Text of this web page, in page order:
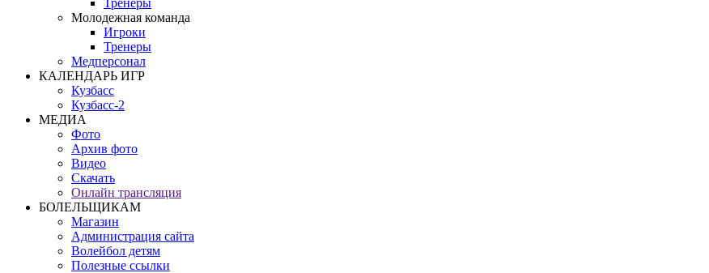
Тренеры
Молодежная команда
Игроки
Тренеры
Медперсонал
КАЛЕНДАРЬ ИГР
Кузбасс
Кузбасс-2
МЕДИА
Фото
Архив фото
Видео
Скачать
Онлайн трансляция
БОЛЕЛЬЩИКАМ
Магазин
Администрация сайта
Волейбол детям
Полезные ссылки